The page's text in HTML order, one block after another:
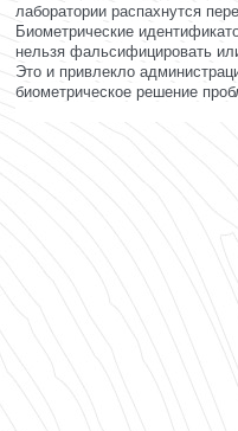
лаборатории распахнутся
Биометрические
нельзя фальсифицировать
Это и привлекло
биометрическое решение